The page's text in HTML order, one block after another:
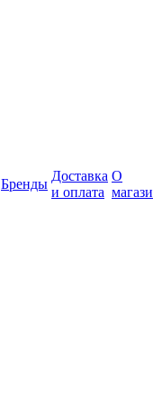
Бренды
Доставка
и оплата
О